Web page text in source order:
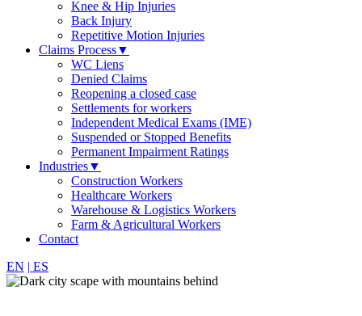
Knee & Hip Injuries
Back Injury
Repetitive Motion Injuries
Claims Process▼
WC Liens
Denied Claims
Reopening a closed case
Settlements for workers
Independent Medical Exams (IME)
Suspended or Stopped Benefits
Permanent Impairment Ratings
Industries▼
Construction Workers
Healthcare Workers
Warehouse & Logistics Workers
Farm & Agricultural Workers
Contact
EN | ES